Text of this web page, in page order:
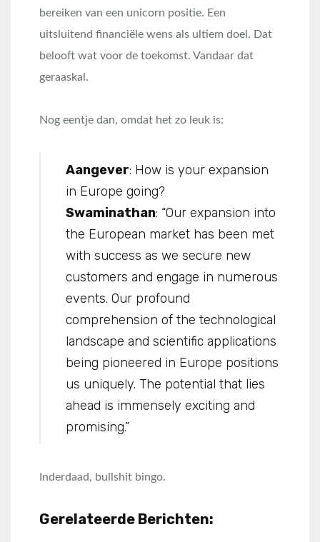
bereiken van een unicorn positie. Een
uitsluitend financiële wens als ultiem doel. Dat
belooft wat voor de toekomst. Vandaar dat
geraaskal.
Nog eentje dan, omdat het zo leuk is:
Aangever: How is your expansion
in Europe going?
Swaminathan: “Our expansion into
the European market has been met
with success as we secure new
customers and engage in numerous
events. Our profound
comprehension of the technological
landscape and scientific applications
being pioneered in Europe positions
us uniquely. The potential that lies
ahead is immensely exciting and
promising.”
Inderdaad, bullshit bingo.
Gerelateerde Berichten: